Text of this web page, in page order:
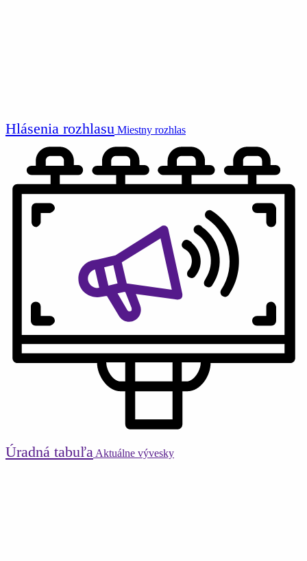
Hlásenia rozhlasu Miestny rozhlas
Úradná tabuľa Aktuálne vývesky